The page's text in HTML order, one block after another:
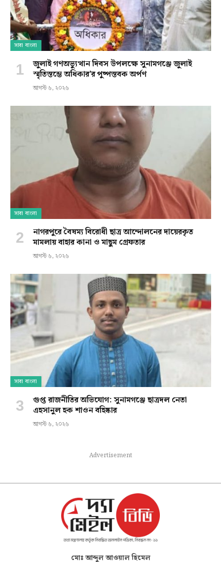
সারা বাংলা
জুলাই গণঅভ্যুত্থান দিবস উপলক্ষে সুনামগঞ্জে জুলাই
স্মৃতিস্তম্ভে অধিকার’র পুষ্পস্তবক অর্পণ
আগস্ট ৬, ২০২৬
সারা বাংলা
নাগরপুরে বৈষম্য বিরোধী ছাত্র আন্দোলনের দায়েরকৃত
মামলায় বাহার কানা ও মাছুম গ্রেফতার
আগস্ট ৬, ২০২৬
সারা বাংলা
গুপ্ত রাজনীতির অভিযোগ: সুনামগঞ্জে ছাত্রদল নেতা
এহসানুল হক শাওন বহিষ্কার
আগস্ট ৬, ২০২৬
Advertisement
মোঃ আব্দুল আওয়াল হিমেল